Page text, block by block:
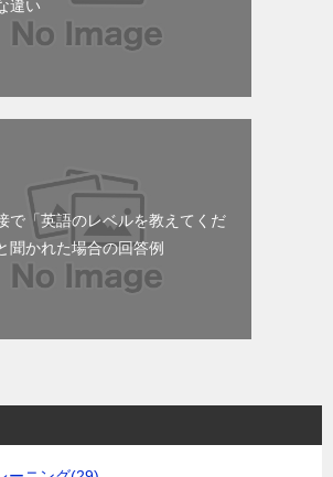
違い
で「英語のレベルを教えてくだ
聞かれた場合の回答例